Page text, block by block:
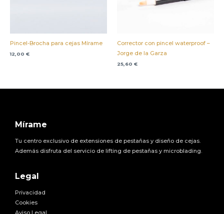
Pincel-Brocha para cejas Mírame
12,00 €
Corrector con pincel waterproof –
Jorge de la Garza
25,60 €
Mírame
Tu centro exclusivo de extensiones de pestañas y diseño de cejas.
Además disfruta del servicio de lifting de pestañas y microblading.
Legal
Privacidad
Cookies
Aviso Legal